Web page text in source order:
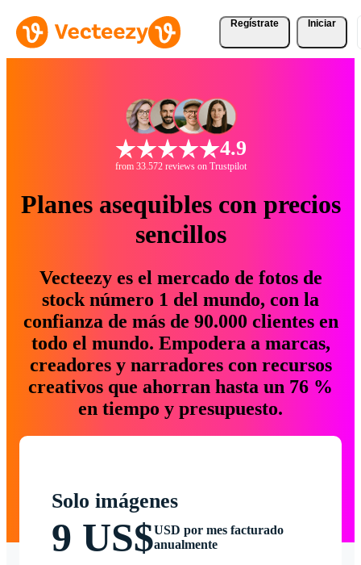
Regístrate Iniciar
4.9
from 33.572 reviews on Trustpilot
Planes asequibles con precios
sencillos
Vecteezy es el mercado de fotos de
stock número 1 del mundo, con la
confianza de más de 90.000 clientes en
todo el mundo. Empodera a marcas,
creadores y narradores con recursos
creativos que ahorran hasta un 76 %
en tiempo y presupuesto.
Solo imágenes
9 US$USD por mes facturado
anualmente